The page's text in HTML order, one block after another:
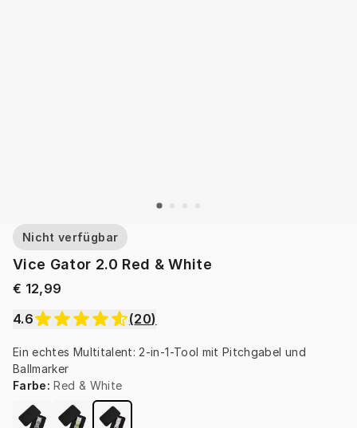
Nicht verfügbar
Vice Gator 2.0 Red & White
€ 12,99
4.6
(20)
Ein echtes Multitalent: 2-in-1-Tool mit Pitchgabel und
Ballmarker
Farbe: Red & White